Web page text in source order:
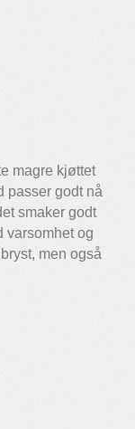
magre kjøttet
passer godt nå
smaker godt
varsomhet og
men også